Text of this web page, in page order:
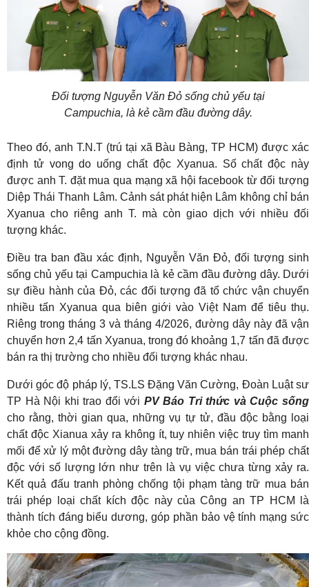
Đối tượng Nguyễn Văn Đỏ sống chủ yếu tại
Campuchia, là kẻ cầm đầu đường dây.
Theo đó, anh T.N.T (trú tại xã Bàu Bàng, TP HCM) được xác
định tử vong do uống chất độc Xyanua. Số chất độc này
được anh T. đặt mua qua mạng xã hội facebook từ đối tượng
Diệp Thái Thanh Lâm. Cảnh sát phát hiện Lâm không chỉ bán
Xyanua cho riêng anh T. mà còn giao dịch với nhiều đối
tượng khác.
Điều tra ban đầu xác định, Nguyễn Văn Đỏ, đối tượng sinh
sống chủ yếu tại Campuchia là kẻ cầm đầu đường dây. Dưới
sự điều hành của Đỏ, các đối tượng đã tổ chức vận chuyển
nhiều tấn Xyanua qua biên giới vào Việt Nam để tiêu thụ.
Riêng trong tháng 3 và tháng 4/2026, đường dây này đã vận
chuyển hơn 2,4 tấn Xyanua, trong đó khoảng 1,7 tấn đã được
bán ra thị trường cho nhiều đối tượng khác nhau.
Dưới góc độ pháp lý, TS.LS Đặng Văn Cường, Đoàn Luật sư
TP Hà Nội khi trao đổi với PV Báo Tri thức và Cuộc sống
cho rằng, thời gian qua, những vụ tự tử, đầu độc bằng loại
chất độc Xianua xảy ra không ít, tuy nhiên việc truy tìm manh
mối để xử lý một đường dây tàng trữ, mua bán trái phép chất
độc với số lượng lớn như trên là vụ việc chưa từng xảy ra.
Kết quả đấu tranh phòng chống tội phạm tàng trữ mua bán
trái phép loại chất kích độc này của Công an TP HCM là
thành tích đáng biểu dương, góp phần bảo vệ tính mạng sức
khỏe cho cộng đồng.